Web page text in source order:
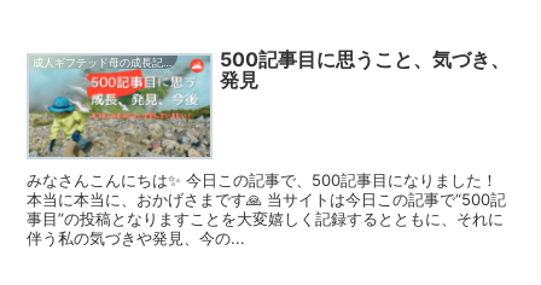
500記事目に思うこと、気づき、
発見
みなさんこんにちは✨ 今日この記事で、500記事目になりました！
本当に本当に、おかげさまです🙏 当サイトは今日この記事で“500記
事目”の投稿となりますことを大変嬉しく記録するとともに、それに
伴う私の気づきや発見、今の...